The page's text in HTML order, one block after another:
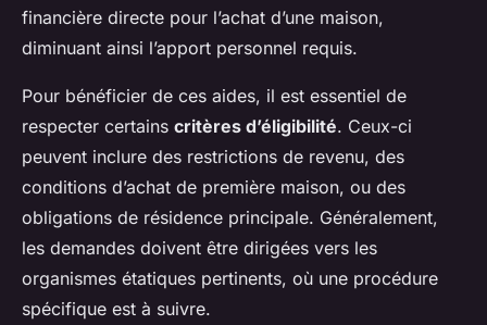
financière directe pour l’achat d’une maison,
diminuant ainsi l’apport personnel requis.
Pour bénéficier de ces aides, il est essentiel de
respecter certains critères d’éligibilité. Ceux-ci
peuvent inclure des restrictions de revenu, des
conditions d’achat de première maison, ou des
obligations de résidence principale. Généralement,
les demandes doivent être dirigées vers les
organismes étatiques pertinents, où une procédure
spécifique est à suivre.